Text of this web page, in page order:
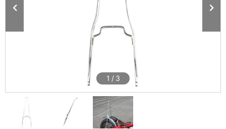
1 / 3